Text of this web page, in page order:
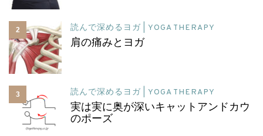
2 読んで深めるヨガ | YOGA THERAPY
肩の痛みとヨガ
3 読んで深めるヨガ | YOGA THERAPY
実は実に奥が深いキャットアンドカウ
のポーズ